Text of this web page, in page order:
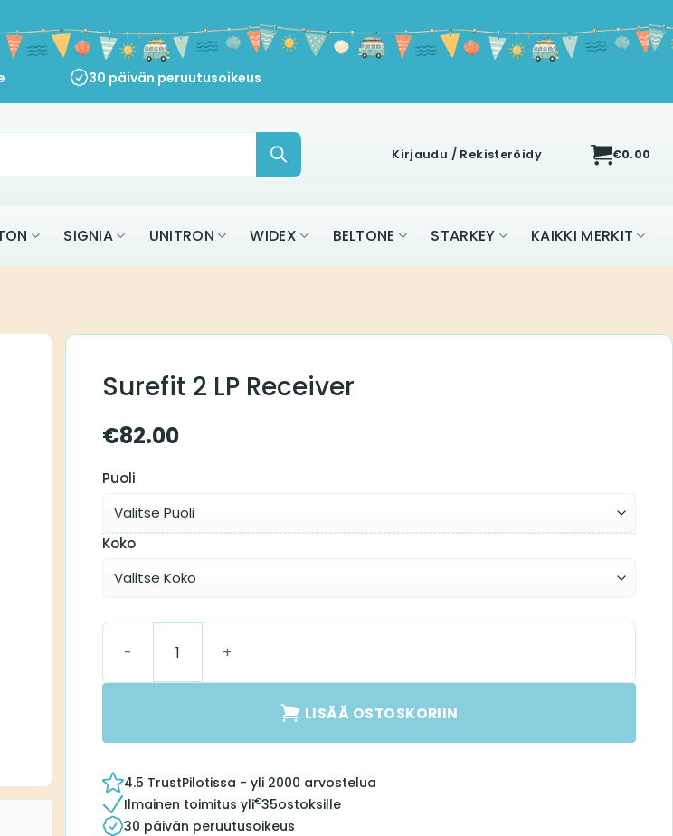
30 päivän peruutusoikeus
Kirjaudu / Rekisteröidy €0.00
SIGNIA UNITRON WIDEX BELTONE STARKEY KAIKKI MERKIT
Surefit 2 LP Receiver
€82.00
Puoli
Koko
LISÄÄ OSTOSKORIIN
4.5 TrustPilotissa - yli 2000 arvostelua
Ilmainen toimitus yli€35ostoksille
30 päivän peruutusoikeus